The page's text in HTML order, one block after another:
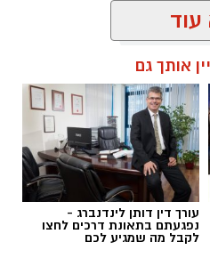
אותך גם
עורך דין דותן לינדנברג -
נפגעתם בתאונת דרכים לחצו
לקבל מה שמגיע לכם